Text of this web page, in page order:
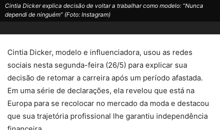
Cintia Dicker explica decisão de voltar a trabalhar como modelo: “Nunca
dependi de ninguém” (Foto: Instagram)
Cintia Dicker, modelo e influenciadora, usou as redes
sociais nesta segunda-feira (26/5) para explicar sua
decisão de retomar a carreira após um período afastada.
Em uma série de declarações, ela revelou que está na
Europa para se recolocar no mercado da moda e destacou
que sua trajetória profissional lhe garantiu independência